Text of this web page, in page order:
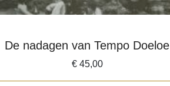
De nadagen van Tempo Doeloe
€45,00